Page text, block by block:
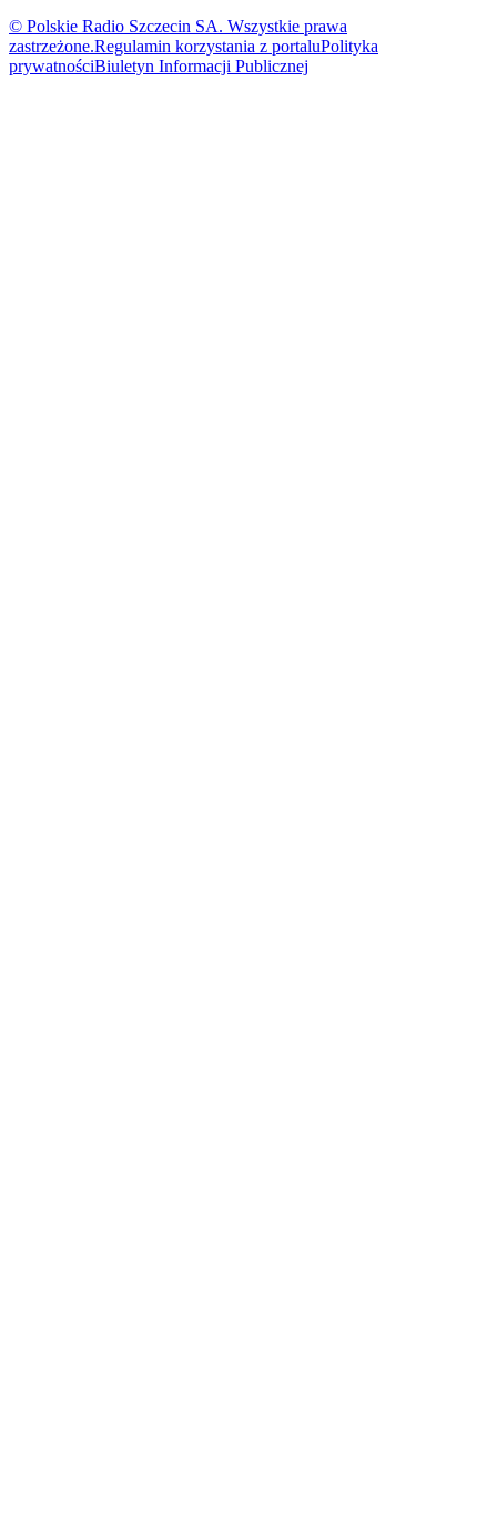
© Polskie Radio Szczecin SA. Wszystkie prawa
zastrzeżone.Regulamin korzystania z portaluPolityka
prywatnościBiuletyn Informacji Publicznej